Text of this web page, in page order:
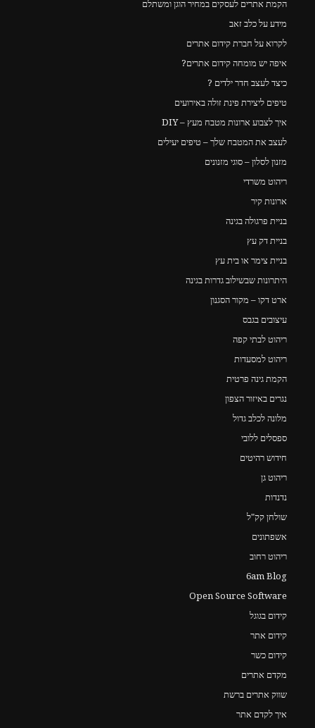
הקמת אתרים לעסקים במחיר הוגן ומשתלם
מידע על כלב זאב
לקרוא על חברת קידום אתרים
איפה יש מומחה קידום אתרים?
כיצד לעצב חדר ילדים ?
טיפים ליצירת פינת זולה באירועים
איך לצבוע ארונות מטבח מעץ – DIY
לעצב את המטבח שלך – טיפים יעילים
מזנון לסלון – סוגי מזנונים
ריהוט משרדי
ארונות קיר
בניית פרגולה בגינה
בניית דק עץ
בניית צימר או בית עץ
היתרונות שבשילוב גדרות בגינה
ארט דקו – מקור הסגנון
עיצובים בגבס
ריהוט לבתי קפה
ריהוט למסעדות
הקמת גינה פרטית
נגרים באיזור הצפון
מלונה לכלב גדול
ספסלים ללובי
חידוש רהיטים
ריהוט גן
נדנדות
שולחן קק"ל
אשפתונים
ריהוט רחוב
6am Blog
Open Source Software
קידום בגוגל
קידום אתר
קידום כשר
מקדם אתרים
שווק אתרים ברשת
איך לקדם אתר